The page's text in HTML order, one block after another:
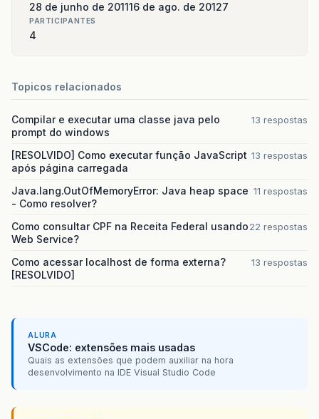
28 de junho de 201116 de ago. de 20127
PARTICIPANTES
4
Topicos relacionados
Compilar e executar uma classe java pelo
prompt do windows
13 respostas
[RESOLVIDO] Como executar função JavaScript
após página carregada
13 respostas
Java.lang.OutOfMemoryError: Java heap space
- Como resolver?
11 respostas
Como consultar CPF na Receita Federal usando
Web Service?
22 respostas
Como acessar localhost de forma externa?
[RESOLVIDO]
13 respostas
ALURA
VSCode: extensões mais usadas
Quais as extensões que podem auxiliar na hora
desenvolvimento na IDE Visual Studio Code